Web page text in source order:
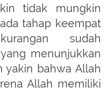
tidak mungkin
tahap keempat
sudah
menunjukkan
yakin bahwa Allah
Allah memiliki